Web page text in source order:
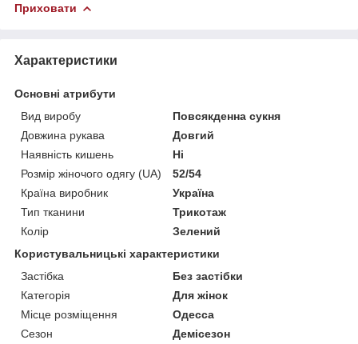
Приховати
Характеристики
Основні атрибути
Вид виробу
Повсякденна сукня
Довжина рукава
Довгий
Наявність кишень
Ні
Розмір жіночого одягу (UA)
52/54
Країна виробник
Україна
Тип тканини
Трикотаж
Колір
Зелений
Користувальницькі характеристики
Застібка
Без застібки
Категорія
Для жінок
Місце розміщення
Одесса
Сезон
Демісезон